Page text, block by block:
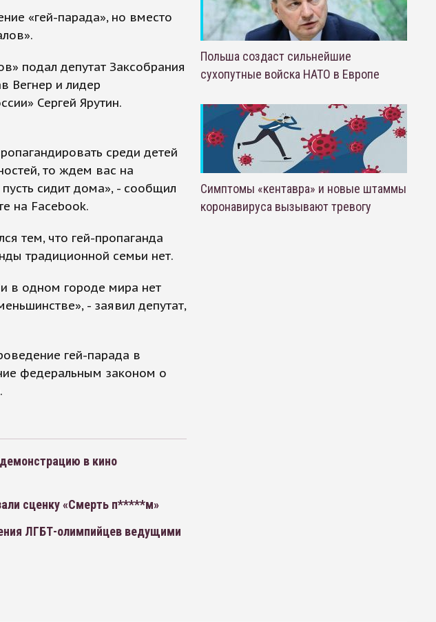
«гей-парада», но вместо
подал депутат Заксобрания
Вегнер и лидер
Сергей Ярутин.
среди детей
то ждем вас на
сидит дома», - сообщил
на Facebook.
тем, что гей-пропаганда
традиционной семьи нет.
в одном городе мира нет
- заявил депутат,
гей-парада в
федеральным законом о
в кино
сценку «Смерть п*****м»
ЛГБТ-олимпийцев ведущими
Польша создаст сильнейшие
сухопутные войска НАТО в Европе
Симптомы «кентавра» и новые штаммы
коронавируса вызывают тревогу